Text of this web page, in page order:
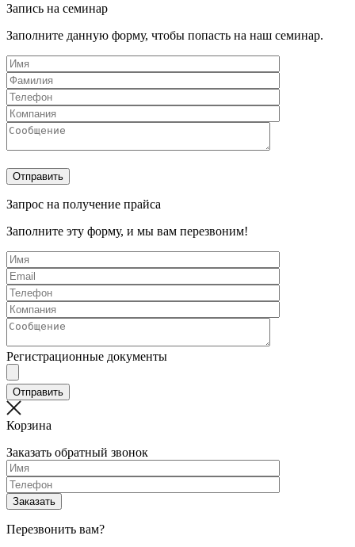
Запись на семинар
Заполните данную форму, чтобы попасть на наш семинар.
Запрос на получение прайса
Заполните эту форму, и мы вам перезвоним!
Регистрационные документы
Корзина
Заказать обратный звонок
Перезвонить вам?